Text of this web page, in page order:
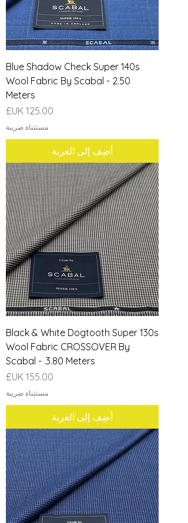
Blue Shadow Check Super 140s
Wool Fabric By Scabal - 2.50
Meters
السعر
مستثناة ضريبة
أضِف إلى العربة
Black & White Dogtooth Super 130s
Wool Fabric CROSSOVER By
Scabal - .3.80 Meters
السعر
مستثناة ضريبة
أضِف إلى العربة